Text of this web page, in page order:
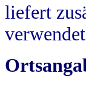
liefert